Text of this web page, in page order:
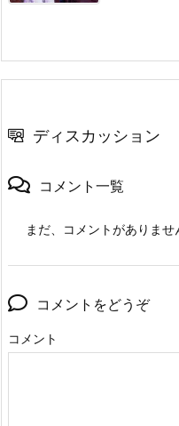
ディスカッション
コメント一覧
まだ、コメントがありませ
コメントをどうぞ
コメント